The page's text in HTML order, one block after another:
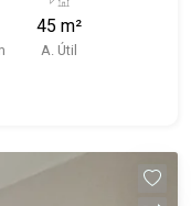
Portaria 24h,
churrasco,
- Próximo ao
45 m²
A. Útil